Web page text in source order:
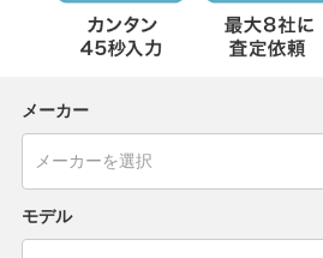
メーカー
モデル